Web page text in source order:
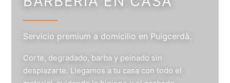
Servicio premium a domicilio en Puigcerdà.
Corte, degradado, barba y peinado sin
desplazarte. Llegamos a tu casa con todo el